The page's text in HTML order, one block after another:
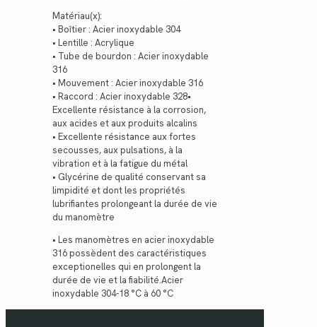
Matériau(x):
• Boîtier : Acier inoxydable 304
• Lentille : Acrylique
• Tube de bourdon : Acier inoxydable
316
• Mouvement : Acier inoxydable 316
• Raccord : Acier inoxydable 328•
Excellente résistance à la corrosion,
aux acides et aux produits alcalins
• Excellente résistance aux fortes
secousses, aux pulsations, à la
vibration et à la fatigue du métal
• Glycérine de qualité conservant sa
limpidité et dont les propriétés
lubrifiantes prolongeant la durée de vie
du manomètre
• Les manomètres en acier inoxydable
316 possèdent des caractéristiques
exceptionelles qui en prolongent la
durée de vie et la fiabilité.Acier
inoxydable 304-18 °C à 60 °C